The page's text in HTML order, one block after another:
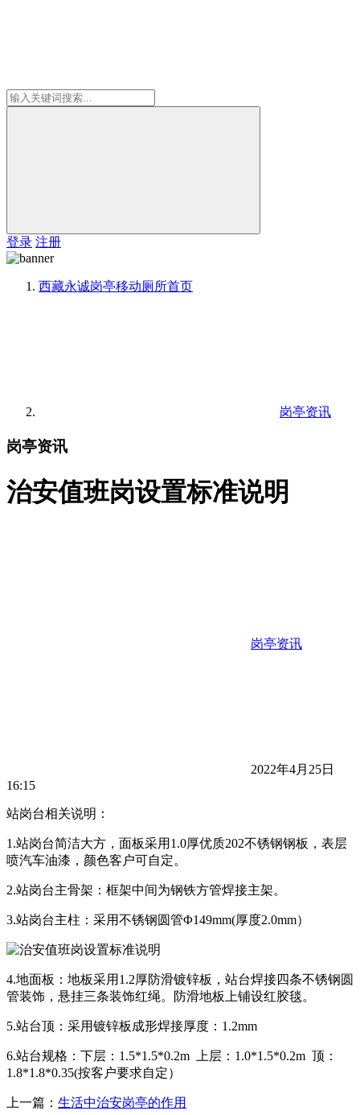
登录 注册
西藏永诚岗亭移动厕所首页
岗亭资讯
岗亭资讯
治安值班岗设置标准说明
岗亭资讯
2022年4月25日
16:15
站岗台相关说明：
1.站岗台简洁大方，面板采用1.0厚优质202不锈钢钢板，表层
喷汽车油漆，颜色客户可自定。
2.站岗台主骨架：框架中间为钢铁方管焊接主架。
3.站岗台主柱：采用不锈钢圆管Φ149mm(厚度2.0mm）
4.地面板：地板采用1.2厚防滑镀锌板，站台焊接四条不锈钢圆
管装饰，悬挂三条装饰红绳。防滑地板上铺设红胶毯。
5.站台顶：采用镀锌板成形焊接厚度：1.2mm
6.站台规格：下层：1.5*1.5*0.2m 上层：1.0*1.5*0.2m 顶：
1.8*1.8*0.35(按客户要求自定）
上一篇： 生活中治安岗亭的作用